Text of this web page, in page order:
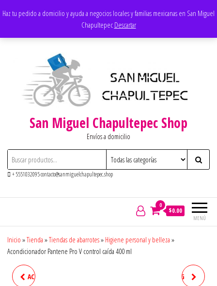
alHaz tu pedido a domicilio y ayuda a negocios locales y familias mexicanas en San Miguel
Chapultepec Descartar
San Miguel Chapultepec Shop
Envíos a domicilio
+ 5551032095 contacto@sanmiguelchapultepec.shop
MENÚ
0
$0.00
Inicio »Tienda »Tiendas de abarrotes» Higiene personal y belleza »
Acondicionador Pantene Pro V control caída 400 ml
ACONDICIONADOR PANTENE TORTILLA DE MAÍZ POR KG